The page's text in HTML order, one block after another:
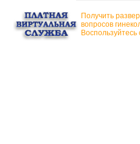
Получить
вопросов